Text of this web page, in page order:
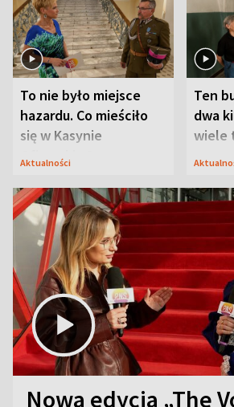
To nie było miejsce
hazardu. Co mieściło
się w Kasynie
Oficerskim?
Aktualności
Ten
dwa
wiele
Nowa edycja „The